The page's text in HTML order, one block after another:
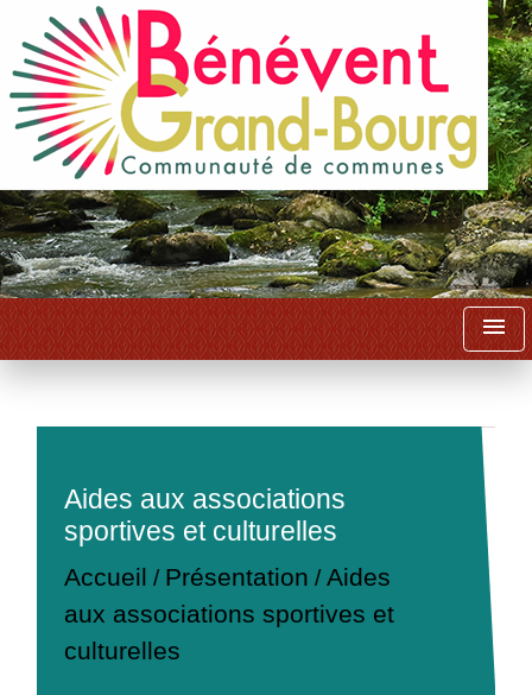
menu
Aides aux associations
sportives et culturelles
Accueil / Présentation / Aides
aux associations sportives et
culturelles